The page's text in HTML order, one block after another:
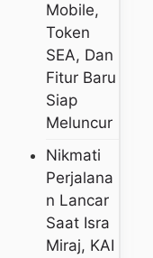
Mobile,
Token
SEA, Dan
Fitur Baru
Siap
Meluncur
Nikmati
Perjalana
N Lancar
Saat Isra
Miraj, KAI